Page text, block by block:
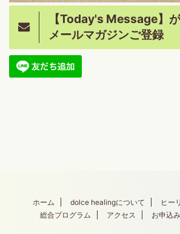
【Today's Message】
メールマガジンご登録
ホーム dolce healingについて
ヒー
総合プログラム
アクセス お申込